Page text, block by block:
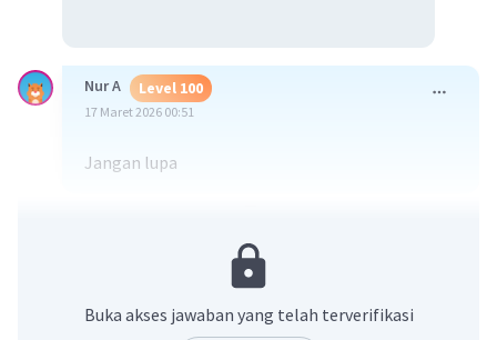
Nur A Level 100
17 Maret 2026 00:51
Jangan lupa
Level 21
Dijawab 2 hari yang lalu
jangan lupa
Buka akses jawaban yang telah terverifikasi